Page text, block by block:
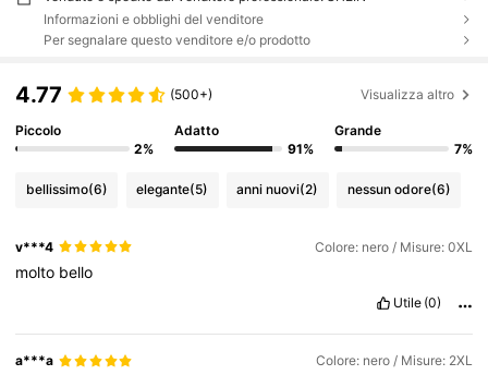
Informazioni e obblighi del venditore
Per segnalare questo venditore e/o prodotto
4.77 (500+) Visualizza altro
Piccolo
2%
Adatto
91%
Grande
7%
bellissimo(6) elegante(5) anni nuovi(2) nessun odore(6)
v***4 Colore: nero / Misure: 0XL
molto bello
Utile (0)
a***a Colore: nero / Misure: 2XL